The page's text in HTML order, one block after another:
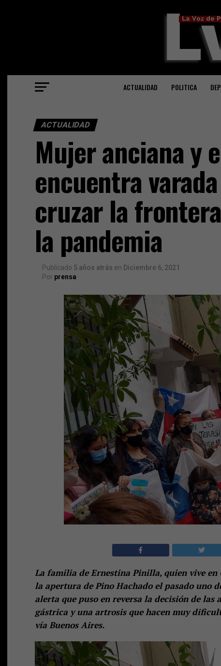
ACTUALIDAD POLITICA
ACTUALIDAD
Mujer anciana y
encuentra
cruzar la
la pandemia
Publicado 5 años atrás en Diciembre 6, 2021
Por prensa
La familia de Ernestina Pinilla, quien vive
la apertura de Pino Hachado el pasado uno
alerta que puso en reversa la decisión de
gástrica y una artrosis que hacen muy
vía Buenos Aires.